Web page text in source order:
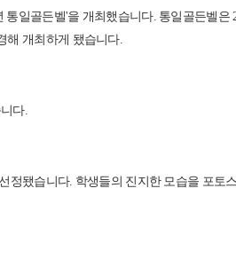
일골든벨'을 개최했습니다. 통일골든벨
해 개최하게 됐습니다.
다.
정됐습니다. 학생들의 진지한 모습을 포토